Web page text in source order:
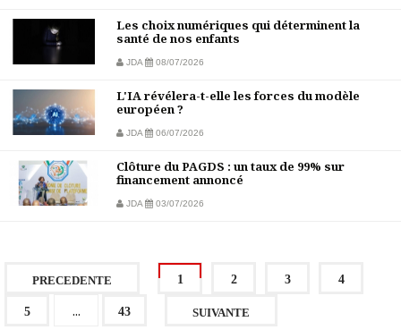
Les choix numériques qui déterminent la
santé de nos enfants
JDA 08/07/2026
L'IA révélera-t-elle les forces du modèle
européen ?
JDA 06/07/2026
Clôture du PAGDS : un taux de 99% sur
financement annoncé
JDA 03/07/2026
PRECEDENTE 1 2 3 4
5 ... 43 SUIVANTE